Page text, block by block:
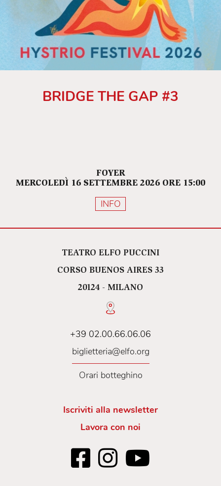
BRIDGE THE GAP #3
FOYER
MERCOLEDÌ 16 SETTEMBRE 2026 ORE 15:00
INFO
TEATRO ELFO PUCCINI
CORSO BUENOS AIRES 33
20124 - MILANO
+39 02.00.66.06.06
biglietteria@elfo.org
Orari botteghino
Iscriviti alla newsletter
Lavora con noi